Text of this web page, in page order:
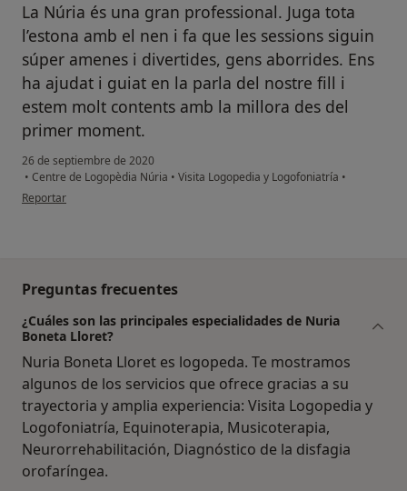
La Núria és una gran professional. Juga tota
l’estona amb el nen i fa que les sessions siguin
súper amenes i divertides, gens aborrides. Ens
ha ajudat i guiat en la parla del nostre fill i
estem molt contents amb la millora des del
primer moment.
26 de septiembre de 2020
• Centre de Logopèdia Núria • Visita Logopedia y Logofoniatría •
en opinión del usuario M.V
Reportar
Preguntas frecuentes
¿Cuáles son las principales especialidades de Nuria
Boneta Lloret?
Nuria Boneta Lloret es logopeda. Te mostramos
algunos de los servicios que ofrece gracias a su
trayectoria y amplia experiencia: Visita Logopedia y
Logofoniatría, Equinoterapia, Musicoterapia,
Neurorrehabilitación, Diagnóstico de la disfagia
orofaríngea.